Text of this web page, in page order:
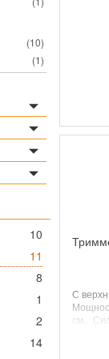
(10)
(1)
10
11
8
1
2
14
С
см.